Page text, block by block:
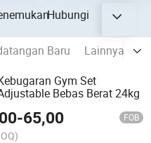
Hubungi
Baru Lainnya
Gym Set
Bebas Berat 24kg
-65,00 FOB